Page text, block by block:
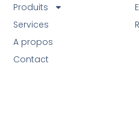
Produits
Services
A propos
Contact